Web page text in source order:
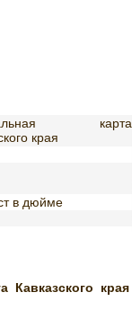
карта
края
в дюйме
Кавказского края